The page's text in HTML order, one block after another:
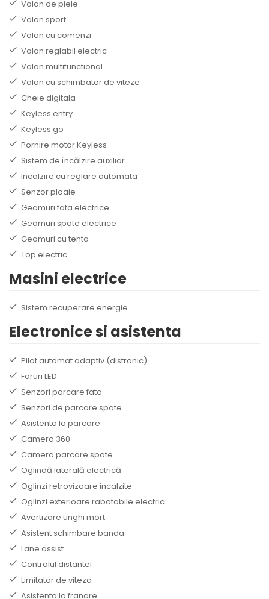
Volan de piele
Volan sport
Volan cu comenzi
Volan reglabil electric
Volan multifunctional
Volan cu schimbator de viteze
Cheie digitala
Keyless entry
Keyless go
Pornire motor Keyless
Sistem de încălzire auxiliar
Incalzire cu reglare automata
Senzor ploaie
Geamuri fata electrice
Geamuri spate electrice
Geamuri cu tenta
Top electric
Masini electrice
Sistem recuperare energie
Electronice si asistenta
Pilot automat adaptiv (distronic)
Faruri LED
Senzori parcare fata
Senzori de parcare spate
Asistenta la parcare
Camera 360
Camera parcare spate
Oglindă laterală electrică
Oglinzi retrovizoare incalzite
Oglinzi exterioare rabatabile electric
Avertizare unghi mort
Asistent schimbare banda
Lane assist
Controlul distantei
Limitator de viteza
Asistenta la franare